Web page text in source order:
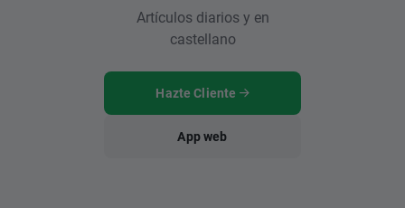
Artículos diarios y en
castellano
Hazte Cliente
App web